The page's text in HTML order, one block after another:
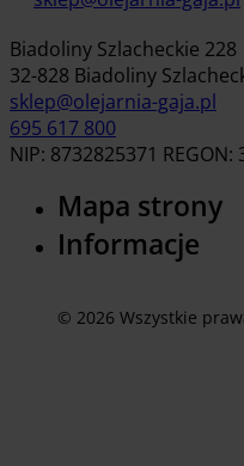
Biadoliny Szlacheckie 228
32-828 Biadoliny
sklep@olejarnia-gaja.pl
695 617 800
NIP: 8732825371 REGON:
Mapa strony
Informacje
© 2026 Wszystkie